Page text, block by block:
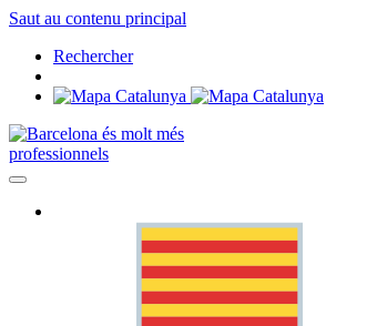
Saut au contenu principal
Rechercher
professionnels